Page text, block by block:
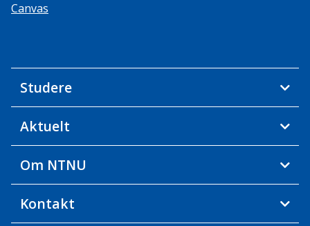
Canvas
Studere
Aktuelt
Om NTNU
Kontakt